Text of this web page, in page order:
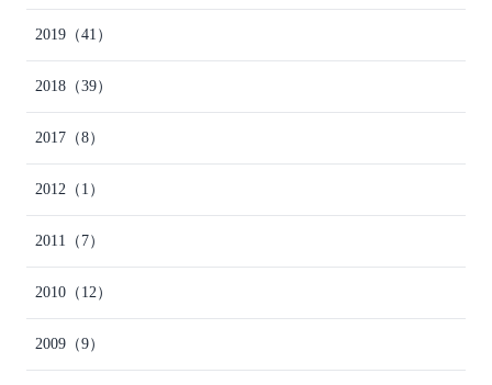
2019 （41）
2018 （39）
2017 （8）
2012 （1）
2011 （7）
2010 （12）
2009 （9）